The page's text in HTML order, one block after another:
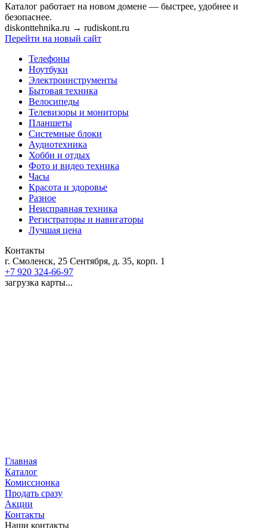
Каталог работает на новом домене — быстрее, удобнее и
безопаснее.
diskonttehnika.ru → rudiskont.ru
Перейти на новый сайт
Телефоны
Ноутбуки
Электроинструменты
Бытовая техника
Велосипеды
Телевизоры и мониторы
Планшеты
Системные блоки
Аудиотехника
Хобби и отдых
Фото и видео техника
Часы
Красота и здоровье
Разное
Неисправная техника
Регистраторы и навигаторы
Лучшая цена
Контакты
г. Смоленск, 25 Сентября, д. 35, корп. 1
+7 920 324-66-97
загрузка карты...
Главная
Каталог
Комиссионка
Продать сразу
Акции
Контакты
Наши контакты